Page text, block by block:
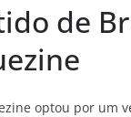
de
optou por um